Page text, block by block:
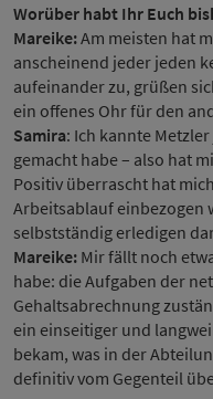
Worüber habt Ihr Euch
Mareike:Am meisten hat
anscheinend jeder jeden
aufeinander zu, grüßen
ein offenes Ohr für den
Samira: Ich kannte
gemacht habe – also hat
Positiv überrascht hat
Arbeitsablauf einbezogen
selbstständig erledigen
Mareike: Mir fällt noch
habe: die Aufgaben der
Gehaltsabrechnung
ein einseitiger und
bekam, was in der
definitiv vom Gegenteil